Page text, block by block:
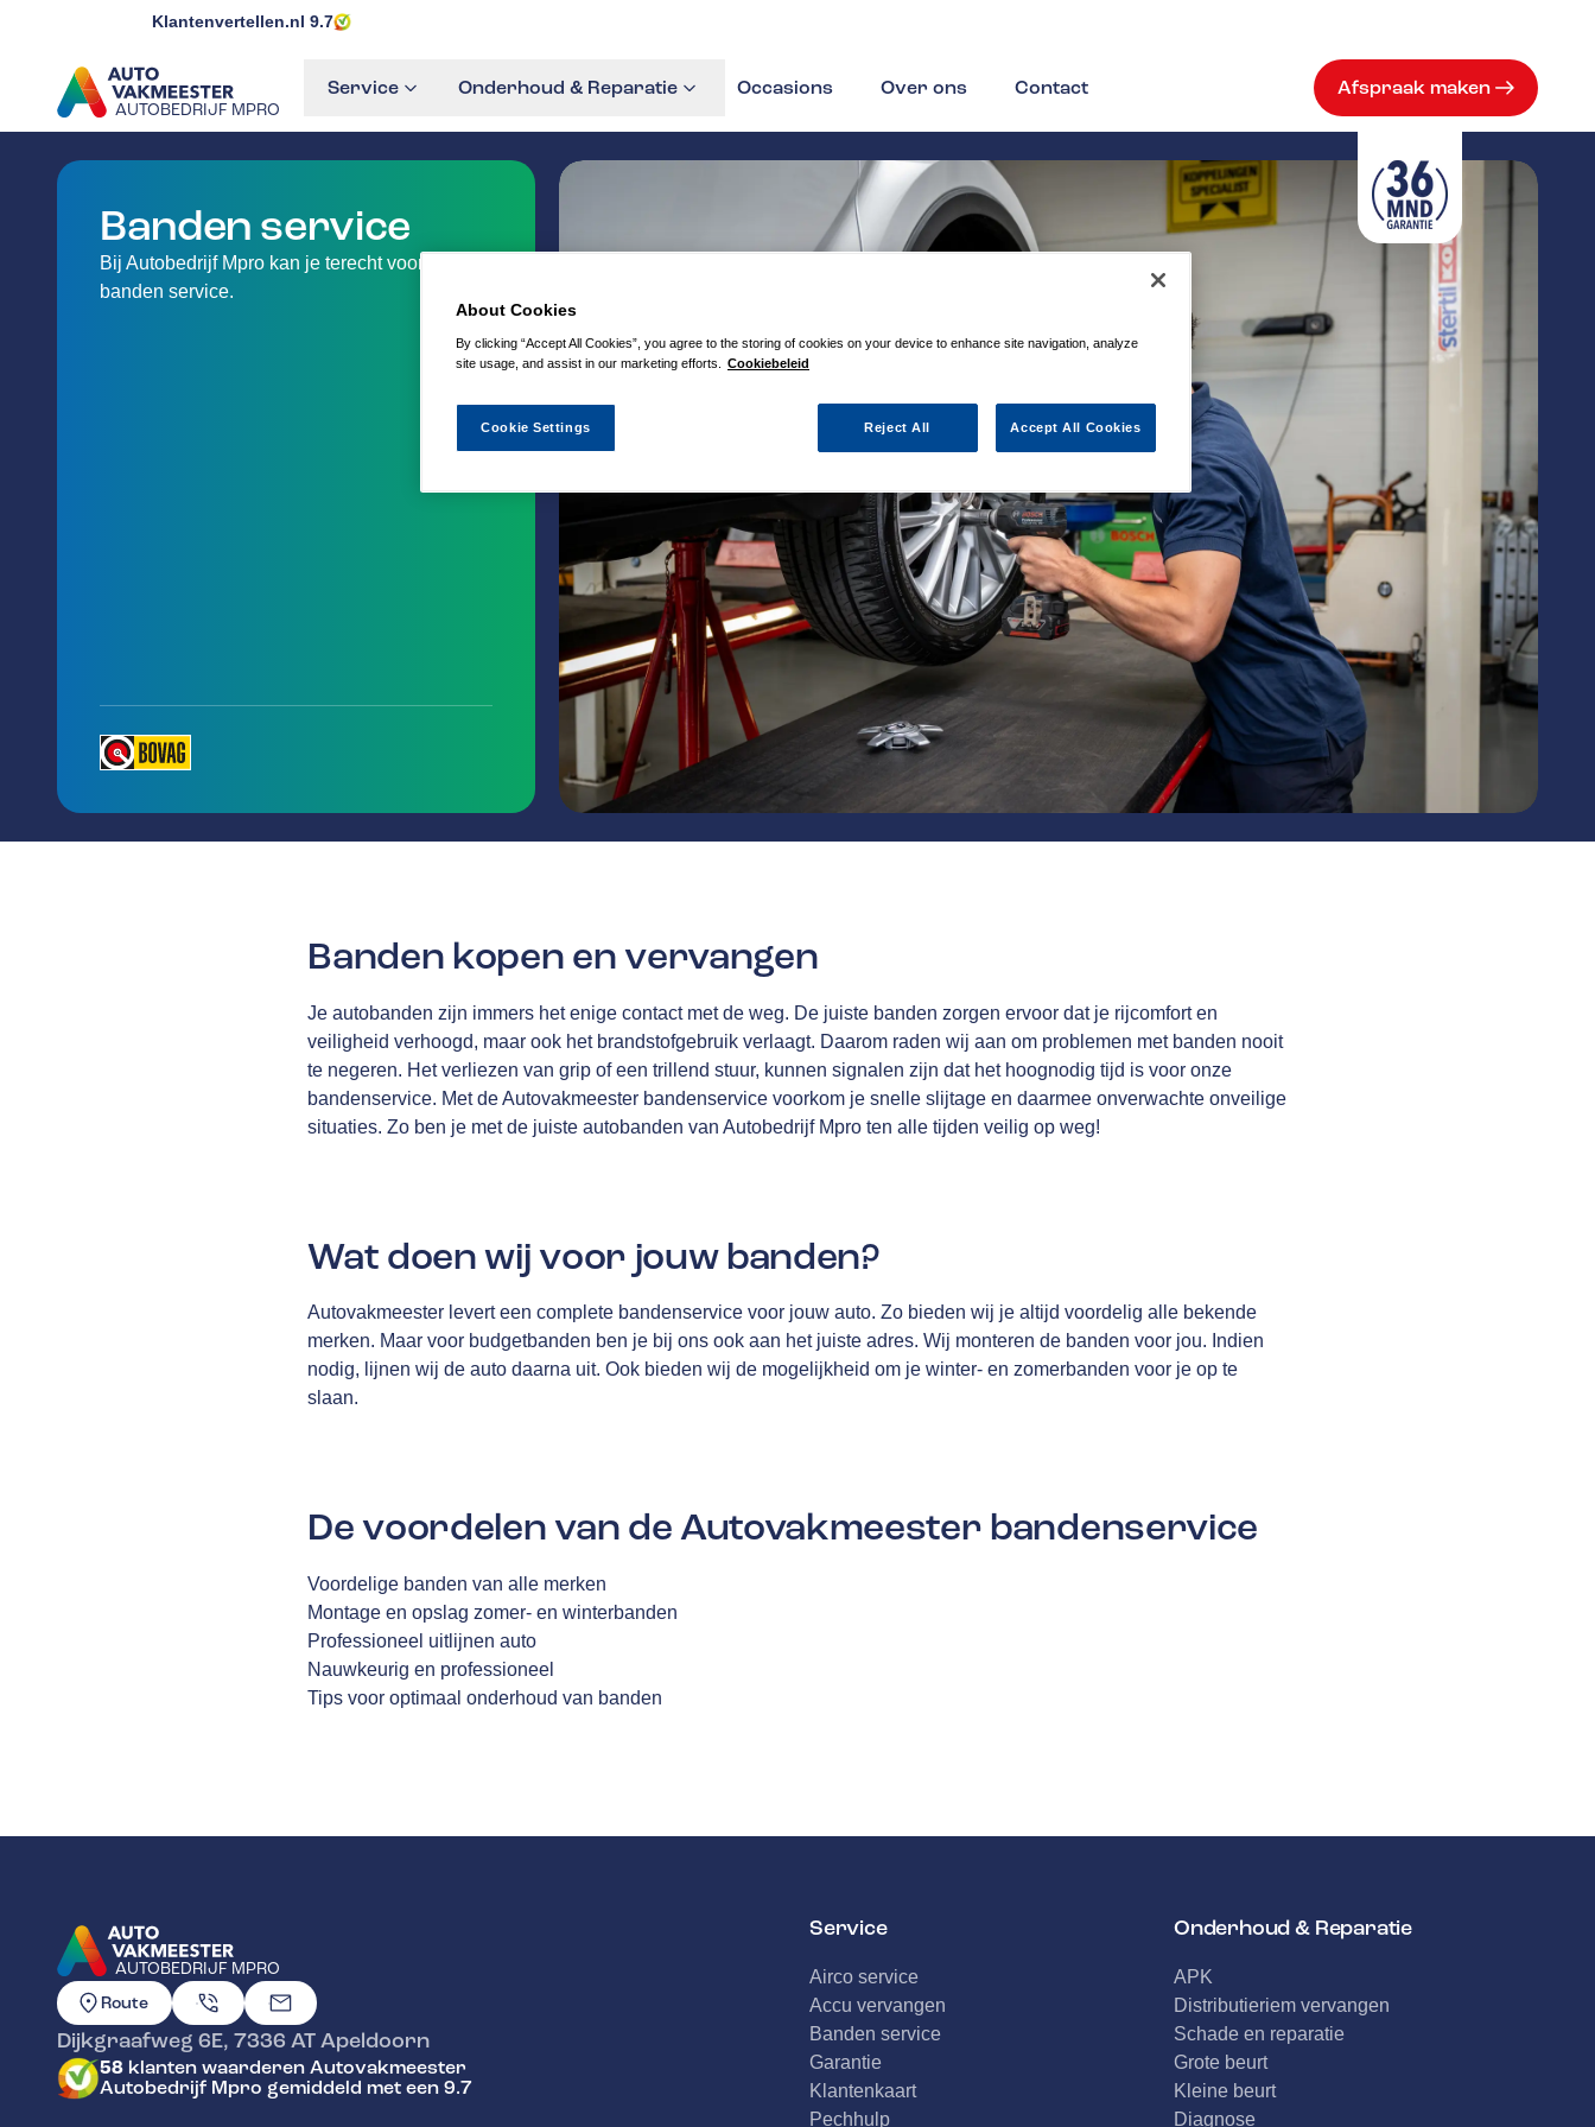
Klantenvertellen.nl 9.7
AUTOBEDRIJF MPRO
GA NAAR DE HOMEPAGINA
Service Onderhoud & Reparatie Occasions Over ons Contact Afspraak maken
Banden service
Bij Autobedrijf Mpro kan je terecht voor
banden service.
Banden kopen en vervangen
Je autobanden zijn immers het enige contact met de weg. De juiste banden zorgen ervoor dat je rijcomfort en
veiligheid verhoogd, maar ook het brandstofgebruik verlaagt. Daarom raden wij aan om problemen met banden nooit
te negeren. Het verliezen van grip of een trillend stuur, kunnen signalen zijn dat het hoognodig tijd is voor onze
bandenservice. Met de Autovakmeester bandenservice voorkom je snelle slijtage en daarmee onverwachte onveilige
situaties. Zo ben je met de juiste autobanden van Autobedrijf Mpro ten alle tijden veilig op weg!
Wat doen wij voor jouw banden?
Autovakmeester levert een complete bandenservice voor jouw auto. Zo bieden wij je altijd voordelig alle bekende
merken. Maar voor budgetbanden ben je bij ons ook aan het juiste adres. Wij monteren de banden voor jou. Indien
nodig, lijnen wij de auto daarna uit. Ook bieden wij de mogelijkheid om je winter- en zomerbanden voor je op te
slaan.
De voordelen van de Autovakmeester bandenservice
Voordelige banden van alle merken
Montage en opslag zomer- en winterbanden
Professioneel uitlijnen auto
Nauwkeurig en professioneel
Tips voor optimaal onderhoud van banden
AUTOBEDRIJF MPRO
GA NAAR DE HOMEPAGINA
Route
Dijkgraafweg 6E, 7336 ATApeldoorn
58 klanten waarderen Autovakmeester
Autobedrijf Mpro gemiddeld met een 9.7
Service
Airco service
Accu vervangen
Banden service
Garantie
Klantenkaart
Pechhulp
Onderhoud & Reparatie
APK
Distributieriem vervangen
Schade en reparatie
Grote beurt
Kleine beurt
Diagnose
About Cookies
By clicking “Accept All Cookies”, you agree to the storing of cookies on your device to enhance site navigation, analyze
site usage, and assist in our marketing efforts.
Cookiebeleid
Reject All Accept All Cookies
Cookie Settings